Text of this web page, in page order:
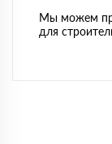
Мы можем
для